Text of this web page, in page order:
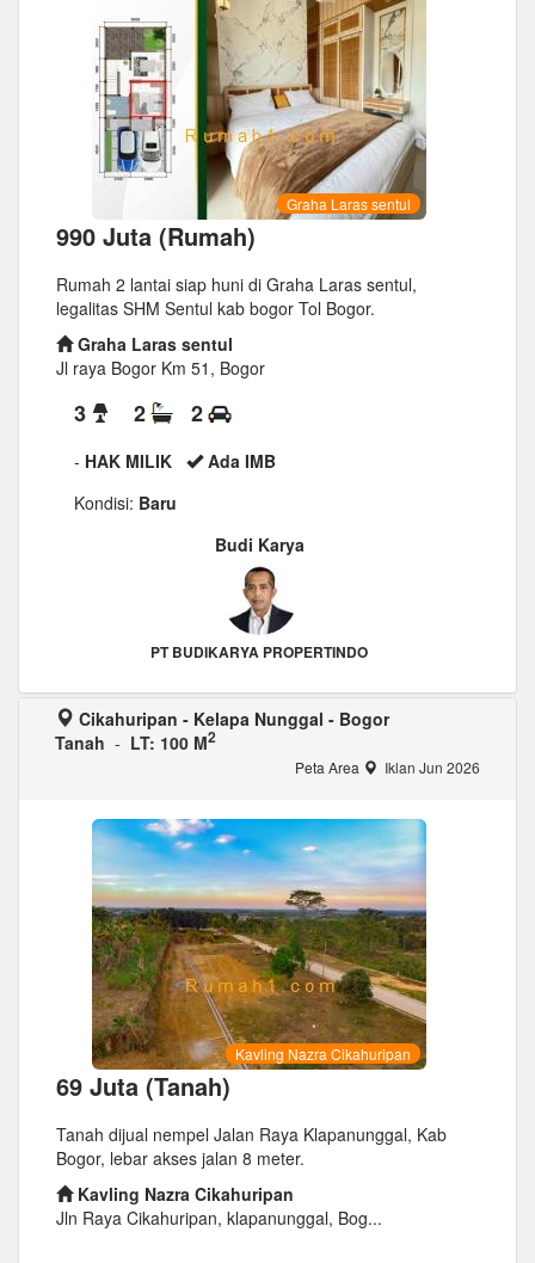
Graha Laras sentul
990 Juta (Rumah)
Rumah 2 lantai siap huni di Graha Laras sentul,
legalitas SHM Sentul kab bogor Tol Bogor.
Graha Laras sentul
Jl raya Bogor Km 51, Bogor
3 2 2
- HAK MILIK
Ada IMB
Kondisi: Baru
Budi Karya
PT BUDIKARYA PROPERTINDO
Cikahuripan - Kelapa Nunggal - Bogor
Tanah - LT: 100 M2
Peta Area Iklan Jun 2026
Kavling Nazra Cikahuripan
69 Juta (Tanah)
Tanah dijual nempel Jalan Raya Klapanunggal, Kab
Bogor, lebar akses jalan 8 meter.
Kavling Nazra Cikahuripan
Jln Raya Cikahuripan, klapanunggal, Bog...